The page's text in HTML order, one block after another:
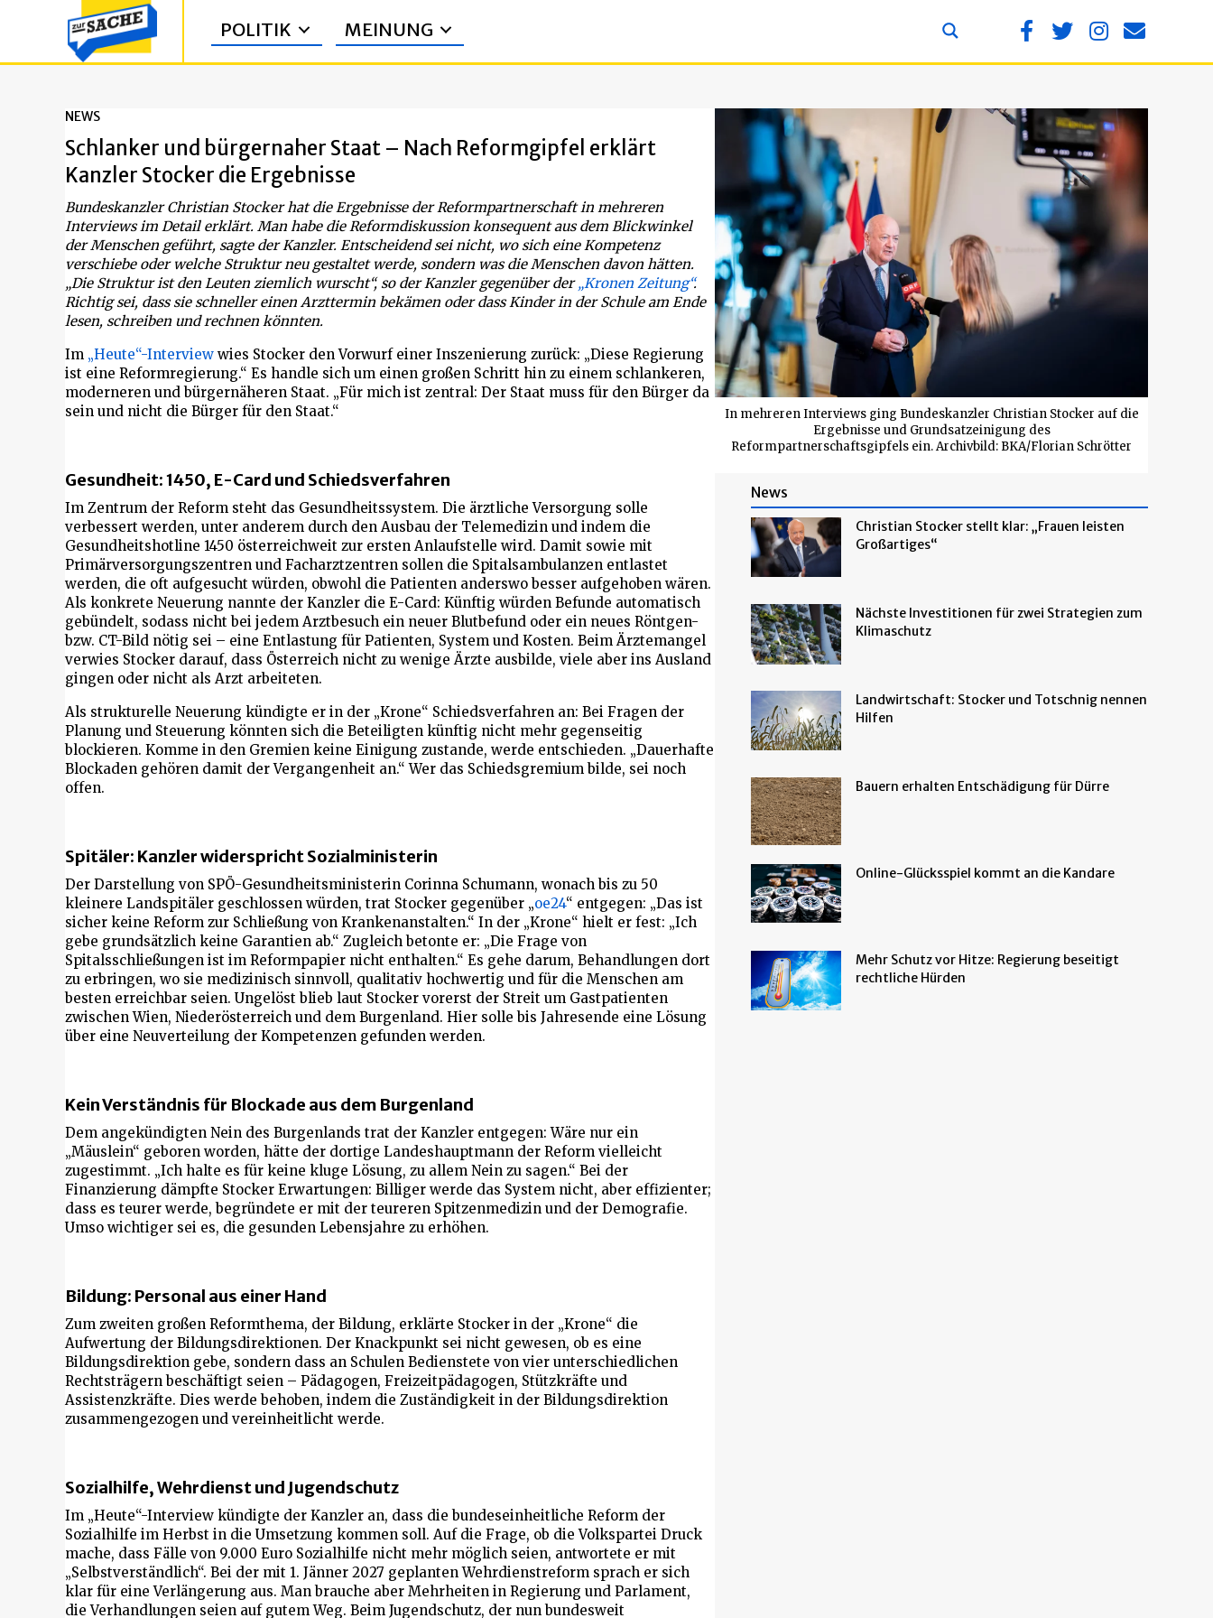
POLITIK MEINUNG
NEWS
Schlanker und bürgernaher Staat – Nach Reformgipfel erklärt
Kanzler Stocker die Ergebnisse
Bundeskanzler Christian Stocker hat die Ergebnisse der Reformpartnerschaft in mehreren
Interviews im Detail erklärt. Man habe die Reformdiskussion konsequent aus dem Blickwinkel
der Menschen geführt, sagte der Kanzler. Entscheidend sei nicht, wo sich eine Kompetenz
verschiebe oder welche Struktur neu gestaltet werde, sondern was die Menschen davon hätten.
„Die Struktur ist den Leuten ziemlich wurscht“, so der Kanzler gegenüber der„Kronen Zeitung“.
Richtig sei, dass sie schneller einen Arzttermin bekämen oder dass Kinder in der Schule am Ende
lesen, schreiben und rechnen könnten.
Im „Heute“-Interview wies Stocker den Vorwurf einer Inszenierung zurück: „Diese Regierung
ist eine Reformregierung.“ Es handle sich um einen großen Schritt hin zu einem schlankeren,
moderneren und bürgernäheren Staat. „Für mich ist zentral: Der Staat muss für den Bürger da
sein und nicht die Bürger für den Staat.“
Gesundheit: 1450, E-Card und Schiedsverfahren
Im Zentrum der Reform steht das Gesundheitssystem. Die ärztliche Versorgung solle
verbessert werden, unter anderem durch den Ausbau der Telemedizin und indem die
Gesundheitshotline 1450 österreichweit zur ersten Anlaufstelle wird. Damit sowie mit
Primärversorgungszentren und Facharztzentren sollen die Spitalsambulanzen entlastet
werden, die oft aufgesucht würden, obwohl die Patienten anderswo besser aufgehoben wären.
Als konkrete Neuerung nannte der Kanzler die E-Card: Künftig würden Befunde automatisch
gebündelt, sodass nicht bei jedem Arztbesuch ein neuer Blutbefund oder ein neues Röntgen-
bzw. CT-Bild nötig sei – eine Entlastung für Patienten, System und Kosten. Beim Ärztemangel
verwies Stocker darauf, dass Österreich nicht zu wenige Ärzte ausbilde, viele aber ins Ausland
gingen oder nicht als Arzt arbeiteten.
Als strukturelle Neuerung kündigte er in der „Krone“ Schiedsverfahren an: Bei Fragen der
Planung und Steuerung könnten sich die Beteiligten künftig nicht mehr gegenseitig
blockieren. Komme in den Gremien keine Einigung zustande, werde entschieden. „Dauerhafte
Blockaden gehören damit der Vergangenheit an.“ Wer das Schiedsgremium bilde, sei noch
offen.
Spitäler: Kanzler widerspricht Sozialministerin
Der Darstellung von SPÖ-Gesundheitsministerin Corinna Schumann, wonach bis zu 50
kleinere Landspitäler geschlossen würden, trat Stocker gegenüber „oe24“ entgegen: „Das ist
sicher keine Reform zur Schließung von Krankenanstalten.“ In der „Krone“ hielt er fest: „Ich
gebe grundsätzlich keine Garantien ab.“ Zugleich betonte er: „Die Frage von
Spitalsschließungen ist im Reformpapier nicht enthalten.“ Es gehe darum, Behandlungen dort
zu erbringen, wo sie medizinisch sinnvoll, qualitativ hochwertig und für die Menschen am
besten erreichbar seien. Ungelöst blieb laut Stocker vorerst der Streit um Gastpatienten
zwischen Wien, Niederösterreich und dem Burgenland. Hier solle bis Jahresende eine Lösung
über eine Neuverteilung der Kompetenzen gefunden werden.
Kein Verständnis für Blockade aus dem Burgenland
Dem angekündigten Nein des Burgenlands trat der Kanzler entgegen: Wäre nur ein
„Mäuslein“ geboren worden, hätte der dortige Landeshauptmann der Reform vielleicht
zugestimmt. „Ich halte es für keine kluge Lösung, zu allem Nein zu sagen.“ Bei der
Finanzierung dämpfte Stocker Erwartungen: Billiger werde das System nicht, aber effizienter;
dass es teurer werde, begründete er mit der teureren Spitzenmedizin und der Demografie.
Umso wichtiger sei es, die gesunden Lebensjahre zu erhöhen.
Bildung: Personal aus einer Hand
Zum zweiten großen Reformthema, der Bildung, erklärte Stocker in der „Krone“ die
Aufwertung der Bildungsdirektionen. Der Knackpunkt sei nicht gewesen, ob es eine
Bildungsdirektion gebe, sondern dass an Schulen Bedienstete von vier unterschiedlichen
Rechtsträgern beschäftigt seien – Pädagogen, Freizeitpädagogen, Stützkräfte und
Assistenzkräfte. Dies werde behoben, indem die Zuständigkeit in der Bildungsdirektion
zusammengezogen und vereinheitlicht werde.
Sozialhilfe, Wehrdienst und Jugendschutz
Im „Heute“-Interview kündigte der Kanzler an, dass die bundeseinheitliche Reform der
Sozialhilfe im Herbst in die Umsetzung kommen soll. Auf die Frage, ob die Volkspartei Druck
mache, dass Fälle von 9.000 Euro Sozialhilfe nicht mehr möglich seien, antwortete er mit
„Selbstverständlich“. Bei der mit 1. Jänner 2027 geplanten Wehrdienstreform sprach er sich
klar für eine Verlängerung aus. Man brauche aber Mehrheiten in Regierung und Parlament,
die Verhandlungen seien auf gutem Weg. Beim Jugendschutz, der nun bundesweit
In mehreren Interviews ging Bundeskanzler Christian Stocker auf die
Ergebnisse und Grundsatzeinigung des
Reformpartnerschaftsgipfels ein. Archivbild: BKA/Florian Schrötter
News
Christian Stocker stellt klar: „Frauen leisten
Großartiges“
Nächste Investitionen für zwei Strategien zum
Klimaschutz
Landwirtschaft: Stocker und Totschnig nennen
Hilfen
Bauern erhalten Entschädigung für Dürre
Online-Glücksspiel kommt an die Kandare
Mehr Schutz vor Hitze: Regierung beseitigt
rechtliche Hürden